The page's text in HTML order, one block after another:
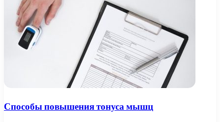
Способы повышения тонуса мышц